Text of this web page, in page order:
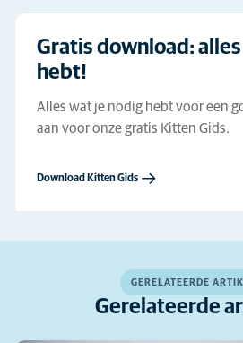
Gratis download:
hebt!
Alles wat je nodig hebt voor een
aan voor onze gratis Kitten Gids.
Download Kitten Gids
GERELATEERDE
Gerelateerde